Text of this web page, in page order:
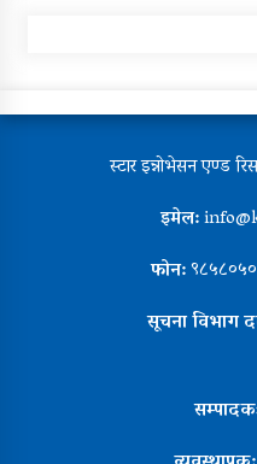
स्टार इन्नोभेसन एण्ड
इमेल:
फोन:
सूचना विभाग